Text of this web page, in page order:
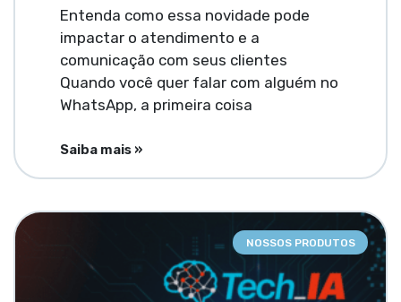
Entenda como essa novidade pode
impactar o atendimento e a
comunicação com seus clientes
Quando você quer falar com alguém no
WhatsApp, a primeira coisa
Saiba mais »
NOSSOS PRODUTOS